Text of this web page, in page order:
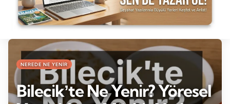
NEREDE NE YENIR
Bilecikʼte Ne Yenir? Yöresel